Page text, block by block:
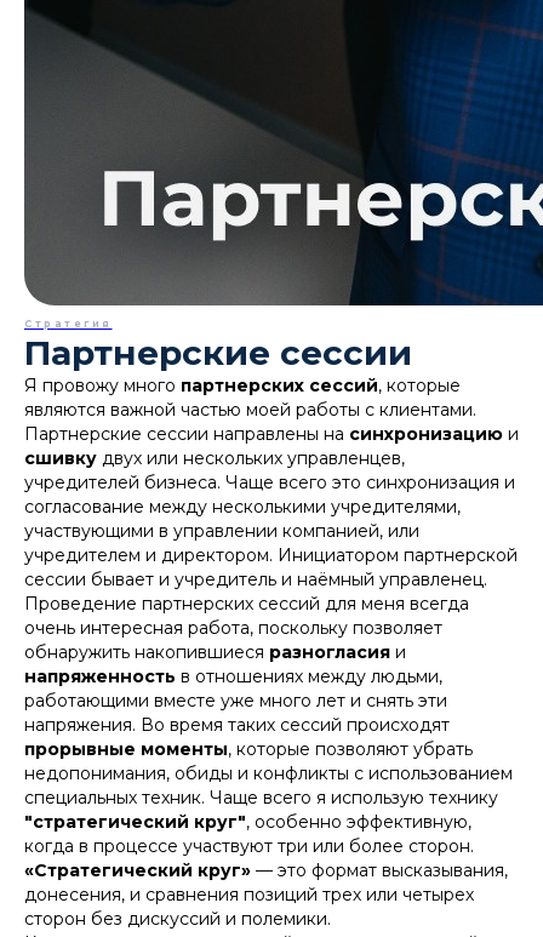
Стратегия
Партнерские сессии
Я провожу много партнерских сессий, которые
являются важной частью моей работы с клиентами.
Партнерские сессии направлены на синхронизацию и
сшивку двух или нескольких управленцев,
учредителей бизнеса. Чаще всего это синхронизация и
согласование между несколькими учредителями,
участвующими в управлении компанией, или
учредителем и директором. Инициатором партнерской
сессии бывает и учредитель и наёмный управленец.
Проведение партнерских сессий для меня всегда
очень интересная работа, поскольку позволяет
обнаружить накопившиеся разногласия и
напряженность в отношениях между людьми,
работающими вместе уже много лет и снять эти
напряжения. Во время таких сессий происходят
прорывные моменты, которые позволяют убрать
недопонимания, обиды и конфликты с использованием
специальных техник. Чаще всего я использую технику
"стратегический круг", особенно эффективную,
когда в процессе участвуют три или более сторон.
«Стратегический круг» — это формат высказывания,
донесения, и сравнения позиций трех или четырех
сторон без дискуссий и полемики.